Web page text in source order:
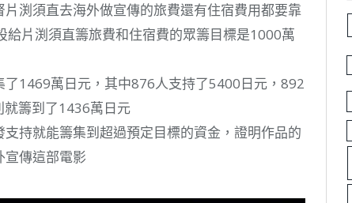
渕須直去海外做宣傳的旅費還有住宿費用都要靠
片渕須直籌旅費和住宿費的眾籌目標是1000萬
1469萬日元，其中876人支持了5400日元，892
籌到了1436萬日元
持就能籌集到超過預定目標的資金，證明作品的
宣傳這部電影